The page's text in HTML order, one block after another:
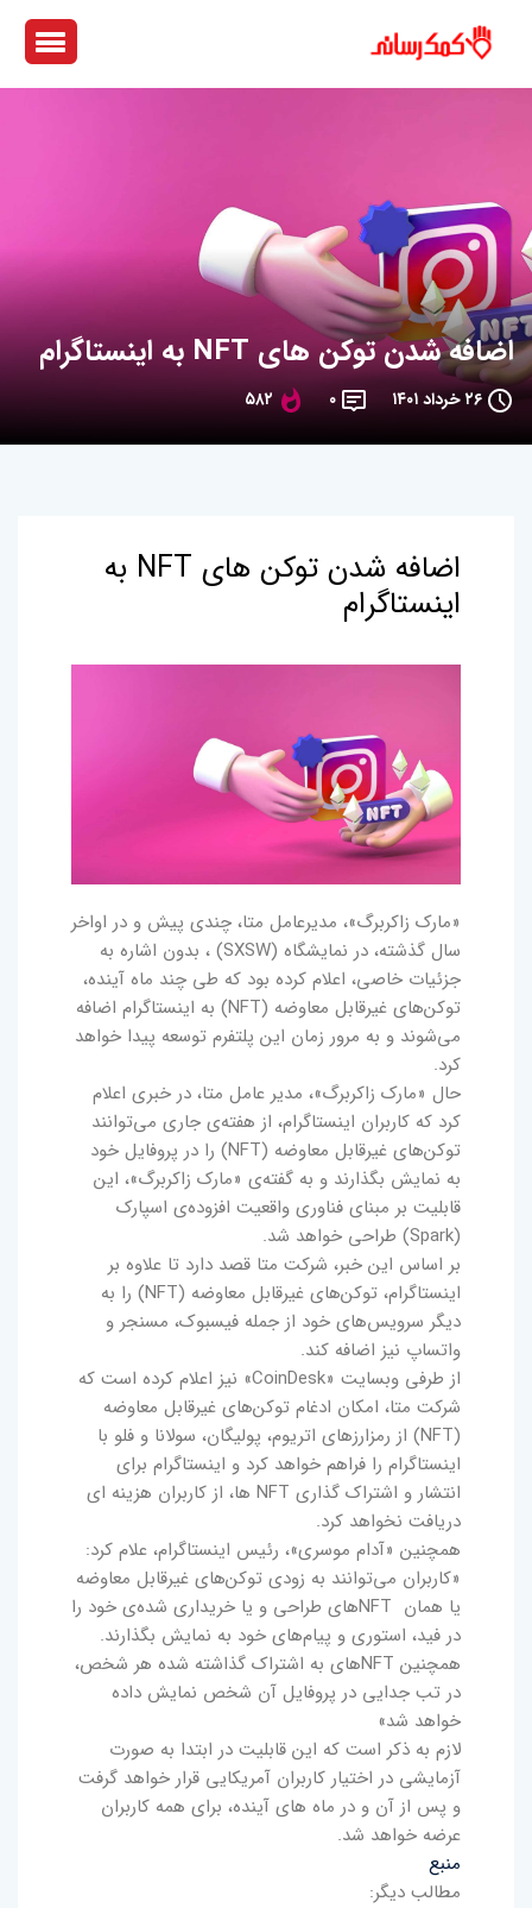
اضافه شدن توکن های NFT به اینستاگرام
۲۶ خرداد ۱۴۰۱ ۰ ۵۸۲
اضافه شدن توکن های NFT به
اینستاگرام
«مارک زاکربرگ»، مدیرعامل متا، چندی پیش و در اواخر
سال گذشته، در نمایشگاه (SXSW) ، بدون اشاره به
جزئیات خاصی، اعلام کرده بود که طی چند ماه آینده،
توکن‌های غیرقابل معاوضه (NFT) به اینستاگرام اضافه
می‌شوند و به مرور زمان این پلتفرم توسعه پیدا خواهد
کرد.
حال «مارک زاکربرگ»، مدیر عامل متا، در خبری اعلام
کرد که کاربران اینستاگرام، از هفته‌ی جاری می‌توانند
توکن‌های غیرقابل معاوضه (NFT) را در پروفایل خود
به نمایش بگذارند و به ‌گفته‌ی «مارک زاکربرگ»، این
قابلیت بر مبنای فناوری واقعیت افزوده‌ی اسپارک
(Spark) طراحی خواهد شد.
بر اساس این خبر، شرکت متا قصد دارد تا علاوه بر
اینستاگرام، توکن‌های غیرقابل معاوضه (NFT) را به
دیگر سرویس‌های خود از جمله فیسبوک، مسنجر و
واتساپ نیز اضافه کند.
از طرفی وبسایت «CoinDesk» نیز اعلام کرده است که
شرکت متا، امکان ادغام توکن‌های غیرقابل معاوضه
(NFT) از رمزارزهای اتریوم، پولیگان، سولانا و فلو با
اینستاگرام را فراهم خواهد کرد و اینستاگرام برای
انتشار و اشتراک ‌گذاری NFT ها، از کاربران هزینه ‌ای
دریافت نخواهد کرد.
همچنین «آدام موسری»، رئیس اینستاگرام، علام کرد:
«کاربران می‌توانند به زودی توکن‌های غیرقابل معاوضه
یا همان NFTهای طراحی و یا خریداری ‌شده‌ی خود را
در فید، استوری‌ و پیام‌های خود به نمایش بگذارند.
همچنین NFTهای به اشتراک گذاشته شده هر شخص،
در تب جدایی در پروفایل آن شخص نمایش داده
خواهد شد»
لازم به ذکر است که این قابلیت در ابتدا به ‌صورت
آزمایشی در اختیار کاربران آمریکایی قرار خواهد گرفت
و پس از آن و در ماه های آینده، برای همه کاربران
عرضه خواهد شد.
منبع
مطالب دیگر: